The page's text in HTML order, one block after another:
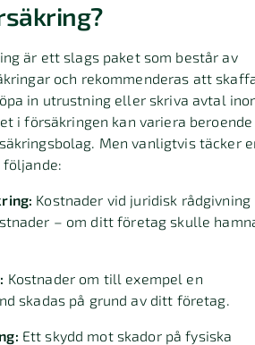
är ett slags paket som består av
och rekommenderas att
in utrustning eller skriva avtal
i försäkringen kan variera beroende
Men vanligtvis täcker
Kostnader vid juridisk rådgivning
– om ditt företag skulle
Kostnader om till exempel en
skadas på grund av ditt företag.
Ett skydd mot skador på fysiska